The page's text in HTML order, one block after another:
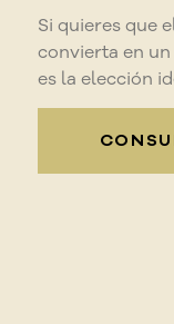
Si quieres que
convierta en
es la elección